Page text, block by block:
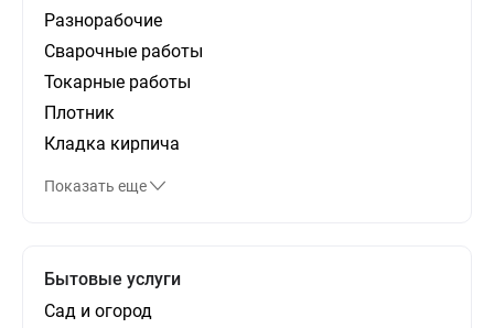
Разнорабочие
Сварочные работы
Токарные работы
Плотник
Кладка кирпича
Показать еще
Бытовые услуги
Сад и огород